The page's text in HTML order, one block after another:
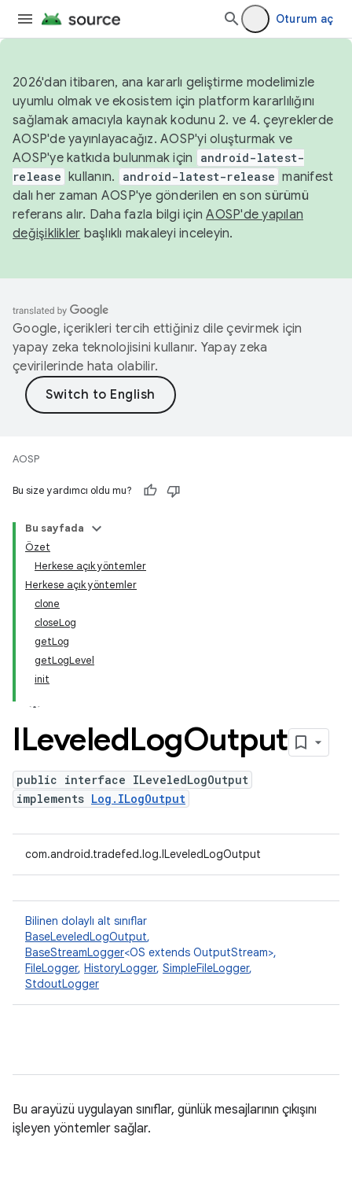
Oturum aç
2026'dan itibaren, ana kararlı geliştirme modelimizle
uyumlu olmak ve ekosistem için platform kararlılığını
sağlamak amacıyla kaynak kodunu 2. ve 4. çeyreklerde
AOSP'de yayınlayacağız. AOSP'yi oluşturmak ve
AOSP'ye katkıda bulunmak için
android-latest-
release kullanın. android-latest-release manifest
dalı her zaman AOSP'ye gönderilen en son sürümü
referans alır. Daha fazla bilgi içinAOSP'de yapılan
değişiklikler başlıklı makaleyi inceleyin.
Google, içerikleri tercih ettiğiniz dile çevirmek için
yapay zeka teknolojisini kullanır. Yapay zeka
çevirilerinde hata olabilir.
AOSP
Bu size yardımcı oldu mu?
Bu sayfada
Özet
Herkese açık yöntemler
Herkese açık yöntemler
clone
closeLog
getLog
getLogLevel
init
ILeveledLogOutput
public interface ILeveledLogOutput
implements Log.ILogOutput
com.android.tradefed.log.ILeveledLogOutput
Bilinen dolaylı alt sınıflar
BaseLeveledLogOutput,
BaseStreamLogger<OS extends OutputStream>,
FileLogger, HistoryLogger, SimpleFileLogger,
StdoutLogger
Bu arayüzü uygulayan sınıflar, günlük mesajlarının çıkışını
işleyen yöntemler sağlar.